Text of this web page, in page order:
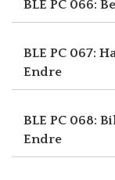
BLE PC 066:
BLE PC 067:
Endre
BLE PC 068:
Endre